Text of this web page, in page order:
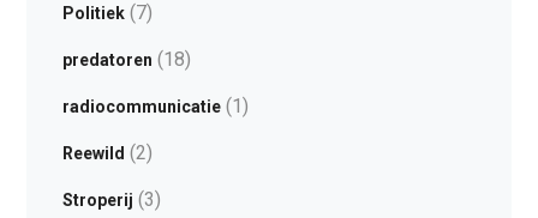
Politiek(7)
predatoren (18)
radiocommunicatie(1)
Reewild (2)
Stroperij (3)